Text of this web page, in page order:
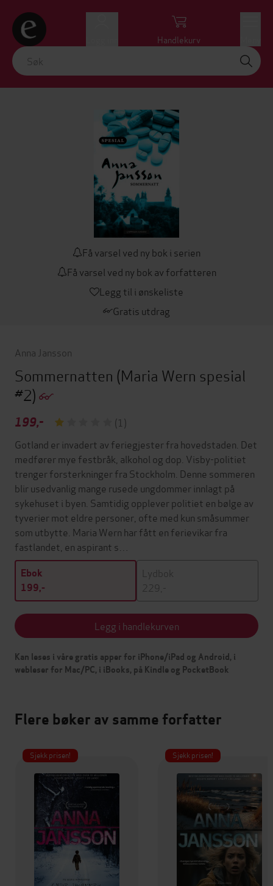
Handlekurv
Få varsel ved ny bok i serien
Få varsel ved ny bok av forfatteren
Legg til i ønskeliste
Gratis utdrag
Anna Jansson
Sommernatten (Maria Wern spesial
#2)
199,-
(1)
Gotland er invadert av feriegjester fra hovedstaden. Det
medfører mye festbråk, alkohol og dop. Visby-politiet
trenger forsterkninger fra Stockholm. Denne sommeren
blir usedvanlig mange rusede ungdommer innlagt på
sykehuset i byen. Samtidig opplever politiet en bølge av
tyverier mot eldre personer, ofte med kun småsummer
som utbytte. Maria Wern har fått en ferievikar fra
fastlandet, en aspirant s…
Ebok
199,-
Lydbok
229,-
Legg i handlekurven
Kan leses i våre gratis apper for iPhone/iPad og Android, i
webleser for Mac/PC, i iBooks, på Kindle og PocketBook
Flere bøker av samme forfatter
Sjekk prisen! Sjekk prisen!